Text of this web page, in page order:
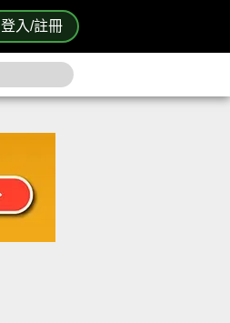
登入/註冊